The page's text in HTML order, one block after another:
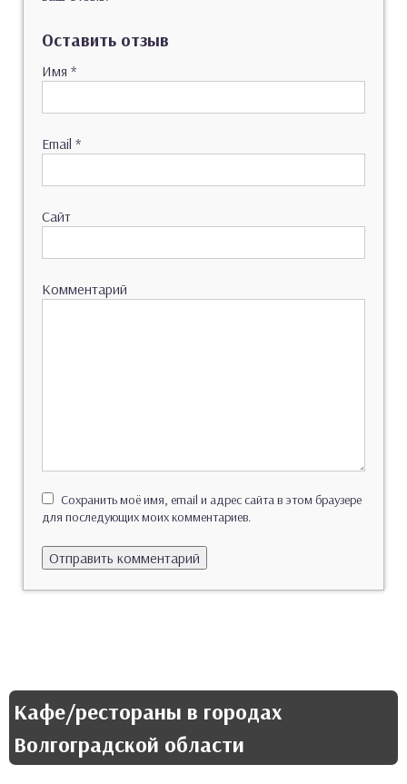
Оставить отзыв
Имя *
Email *
Сайт
Комментарий
Сохранить моё имя, email и адрес сайта в этом браузере
для последующих моих комментариев.
Кафе/рестораны в городах
Волгоградской области